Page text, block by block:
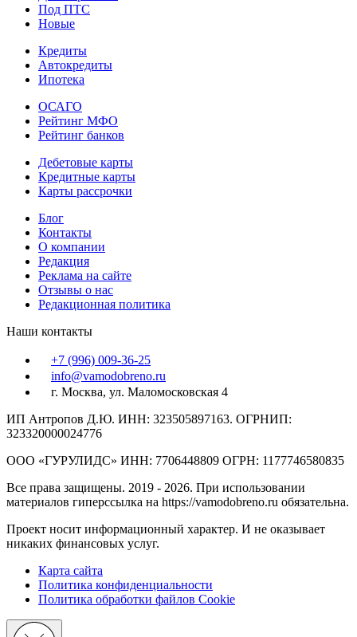
Под ПТС
Новые
Кредиты
Автокредиты
Ипотека
ОСАГО
Рейтинг МФО
Рейтинг банков
Дебетовые карты
Кредитные карты
Карты рассрочки
Блог
Контакты
О компании
Редакция
Реклама на сайте
Отзывы о нас
Редакционная политика
Наши контакты
+7 (996) 009-36-25
info@vamodobreno.ru
г. Москва, ул. Маломосковская 4
ИП Антропов Д.Ю. ИНН: 323505897163. ОГРНИП:
323320000024776
ООО «ГУРУЛИДС» ИНН: 7706448809 ОГРН: 1177746580835
Все права защищены. 2019 - 2026. При использовании
материалов гиперссылка на https://vamodobreno.ru обязательна.
Проект носит информационный характер. И не оказывает
никаких финансовых услуг.
Карта сайта
Политика конфиденциальности
Политика обработки файлов Cookie